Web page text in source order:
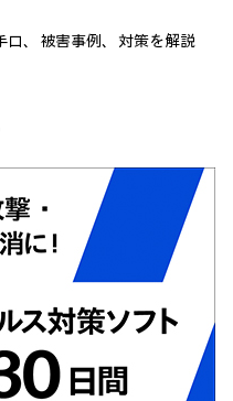
口、被害事例、対策を解説